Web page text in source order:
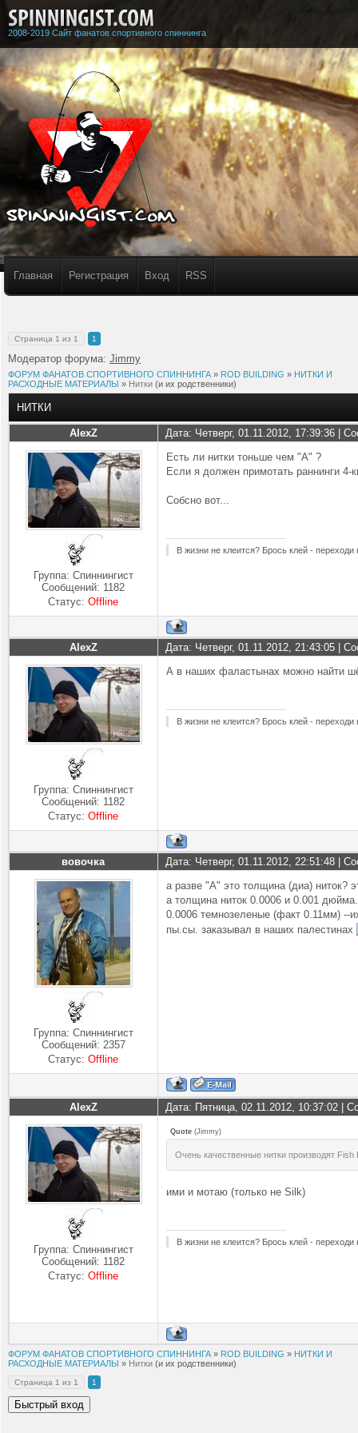
2008-2019 Сайт фанатов спортивного спиннинга
Главная Регистрация Вход RSS
Страница 1 из 1 1
Модератор форума: Jimmy
ФОРУМ ФАНАТОВ СПОРТИВНОГО СПИННИНГА » ROD BUILDING » НИТКИ И
РАСХОДНЫЕ МАТЕРИАЛЫ » Нитки (и их родственники)
НИТКИ
AlexZ Дата: Четверг, 01.11.2012, 17:39:36 |
Группа: Спиннингист
Сообщений: 1182
Статус:Offline
Есть ли нитки тоньше чем "А" ?
Если я должен примотать раннинги
Собсно вот...
В жизни не клеится? Брось клей -
AlexZ Дата: Четверг, 01.11.2012, 21:43:05 |
Группа: Спиннингист
Сообщений: 1182
Статус:Offline
А в наших фаластынах можно найти
В жизни не клеится? Брось клей -
вовочка Дата: Четверг, 01.11.2012, 22:51:48 |
Группа: Спиннингист
Сообщений: 2357
Статус:Offline
а разве "А" это толщина (диа) ниток?
а толщина ниток 0.0006 и 0.001 дюйма.
0.0006 темнозеленые (факт 0.11мм) --
пы.сы. заказывал в наших палестинах
AlexZ Дата: Пятница, 02.11.2012, 10:37:02 |
Группа: Спиннингист
Сообщений: 1182
Статус:Offline
Quote (Jimmy)
Очень качественные нитки производят Fish
ими и мотаю (только не Silk)
В жизни не клеится? Брось клей -
ФОРУМ ФАНАТОВ СПОРТИВНОГО СПИННИНГА » ROD BUILDING » НИТКИ И
РАСХОДНЫЕ МАТЕРИАЛЫ » Нитки (и их родственники)
Страница 1 из 1 1